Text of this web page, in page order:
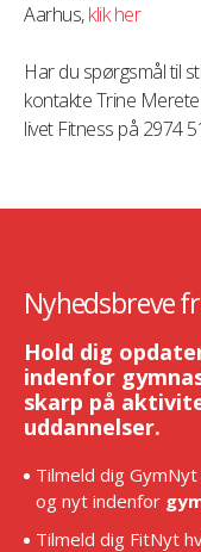
Aarhus,klik her
Har du spørgsmål til
kontakte Trine
livet Fitness på 2974
Nyhedsbreve
Hold dig
indenfor
skarp på
uddannelser.
Tilmeld dig
og nyt indenfor
Tilmeld dig FitNyt